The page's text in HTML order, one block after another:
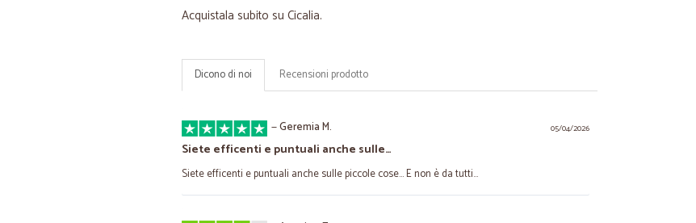
Acquistala subito su Cicalia.
Dicono di noi Recensioni prodotto
05/04/2026
—Geremia M.
Siete efficenti e puntuali anche sulle…
Siete efficenti e puntuali anche sulle piccole cose... E non è da tutti...